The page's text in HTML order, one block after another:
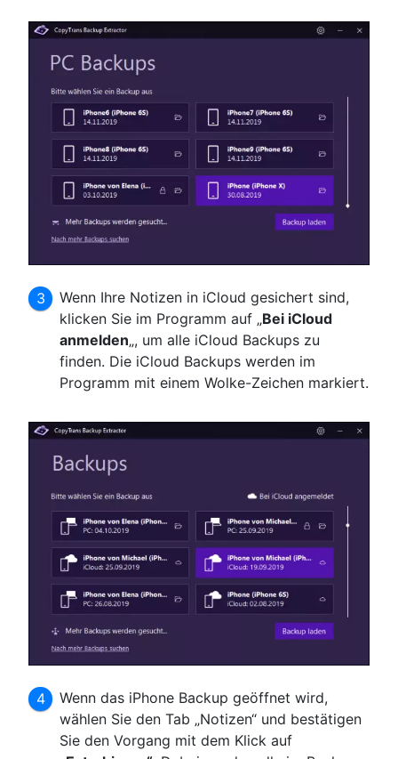
Wenn Ihre Notizen in iCloud gesichert sind,
klicken Sie im Programm auf „Bei iCloud
anmelden„, um alle iCloud Backups zu
finden. Die iCloud Backups werden im
Programm mit einem Wolke-Zeichen markiert.
Wenn das iPhone Backup geöffnet wird,
wählen Sie den Tab „Notizen“ und bestätigen
Sie den Vorgang mit dem Klick auf